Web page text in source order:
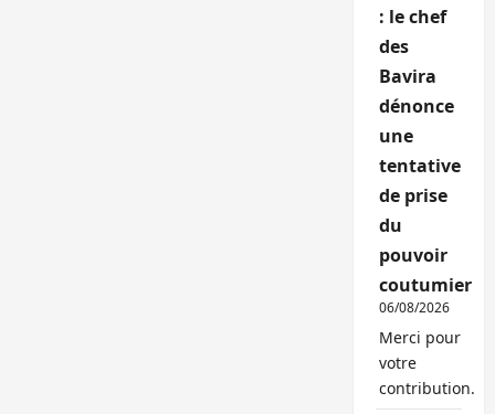
: le chef
des
Bavira
dénonce
une
tentative
de prise
du
pouvoir
coutumier
06/08/2026
Merci pour
votre
contribution.